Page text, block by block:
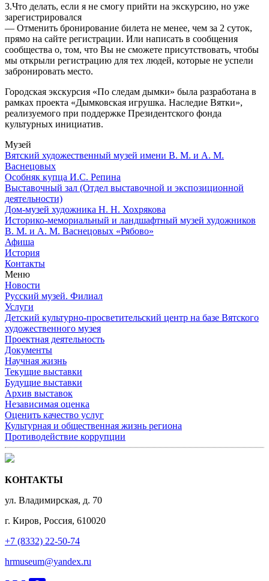
3.Что делать, если я не смогу прийти на экскурсию, но уже
зарегистрировался
— Отменить бронирование билета не менее, чем за 2 суток,
прямо на сайте регистрации. Или написать в сообщения
сообщества о, том, что Вы не сможете присутствовать, чтобы
мы открыли регистрацию для тех людей, которые не успели
забронировать место.
Городская экскурсия «По следам дымки» была разработана в
рамках проекта «Дымковская игрушка. Наследие Вятки»,
реализуемого при поддержке Президентского фонда
культурных инициатив.
Музей
Вятский художественный музей имени В. М. и А. М.
Васнецовых
Особняк купца И.С. Репина
Выставочный зал (Отдел выставочной и экспозиционной
деятельности)
Дом-музей художника Н. Н. Хохрякова
Историко-мемориальный и ландшафтный музей художников
В. М. и А. М. Васнецовых «Рябово»
Афиша
История
Контакты
Меню
Новости
Русский музей. Филиал
Услуги
Детский культурно-просветительский центр на базе Вятского
художественного музея
Проектная деятельность
Документы
Научная жизнь
Текущие выставки
Будущие выставки
Архив выставок
Независимая оценка
Оценить качество услуг
Культурная и общественная жизнь региона
Противодействие коррупции
КОНТАКТЫ
ул. Владимирская, д. 70
г. Киров, Россия, 610020
+7 (8332) 22-50-74
hrmuseum@yandex.ru